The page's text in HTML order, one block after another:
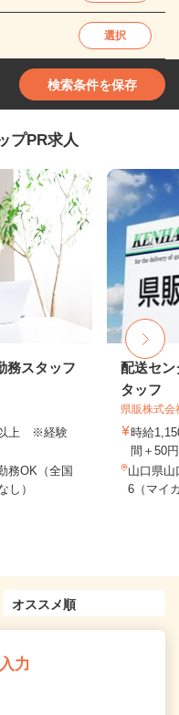
選択
検索条件を保存
プPR求人
務スタッフ
以上 ※経験
務OK（全国
し）
配送セン
タッフ
県販株式会
時給
間＋50
山口県山
6（マイ
力